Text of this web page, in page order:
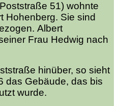
51) wohnte
Hohenberg. Sie sind
Albert
Frau Hedwig nach
hinüber, so sieht
das Gebäude, das bis
wurde.